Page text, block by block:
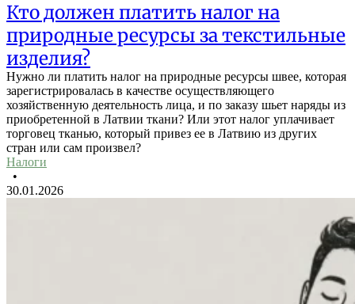
Кто должен платить налог на
природные ресурсы за текстильные
изделия?
Нужно ли платить налог на природные ресурсы швее, которая
зарегистрировалась в качестве осуществляющего
хозяйственную деятельность лица, и по заказу шьет наряды из
приобретенной в Латвии ткани? Или этот налог уплачивает
торговец тканью, который привез ее в Латвию из других
стран или сам произвел?
Налоги
•
30.01.2026